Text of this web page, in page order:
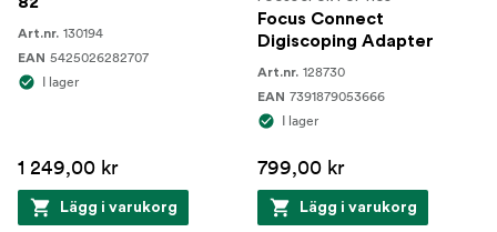
Art.nr. 130194
EAN 5425026282707
I lager
1 249,00 kr
Lägg i varukorg
Focus Connect
Digiscoping Adapter
Art.nr. 128730
EAN 7391879053666
I lager
799,00 kr
Lägg i varukorg